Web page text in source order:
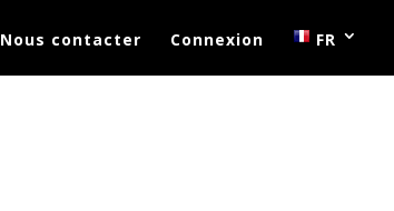
Nous contacter Connexion FR